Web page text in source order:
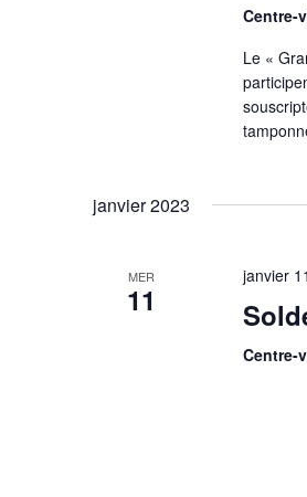
Centre-
Le «
janvier 2023
MER
11
janvier
Centre-